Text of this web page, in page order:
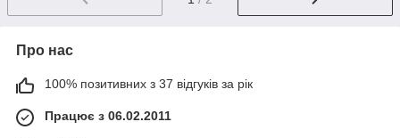
Про нас
100% позитивних з 37 відгуків за рік
Працює з 06.02.2011